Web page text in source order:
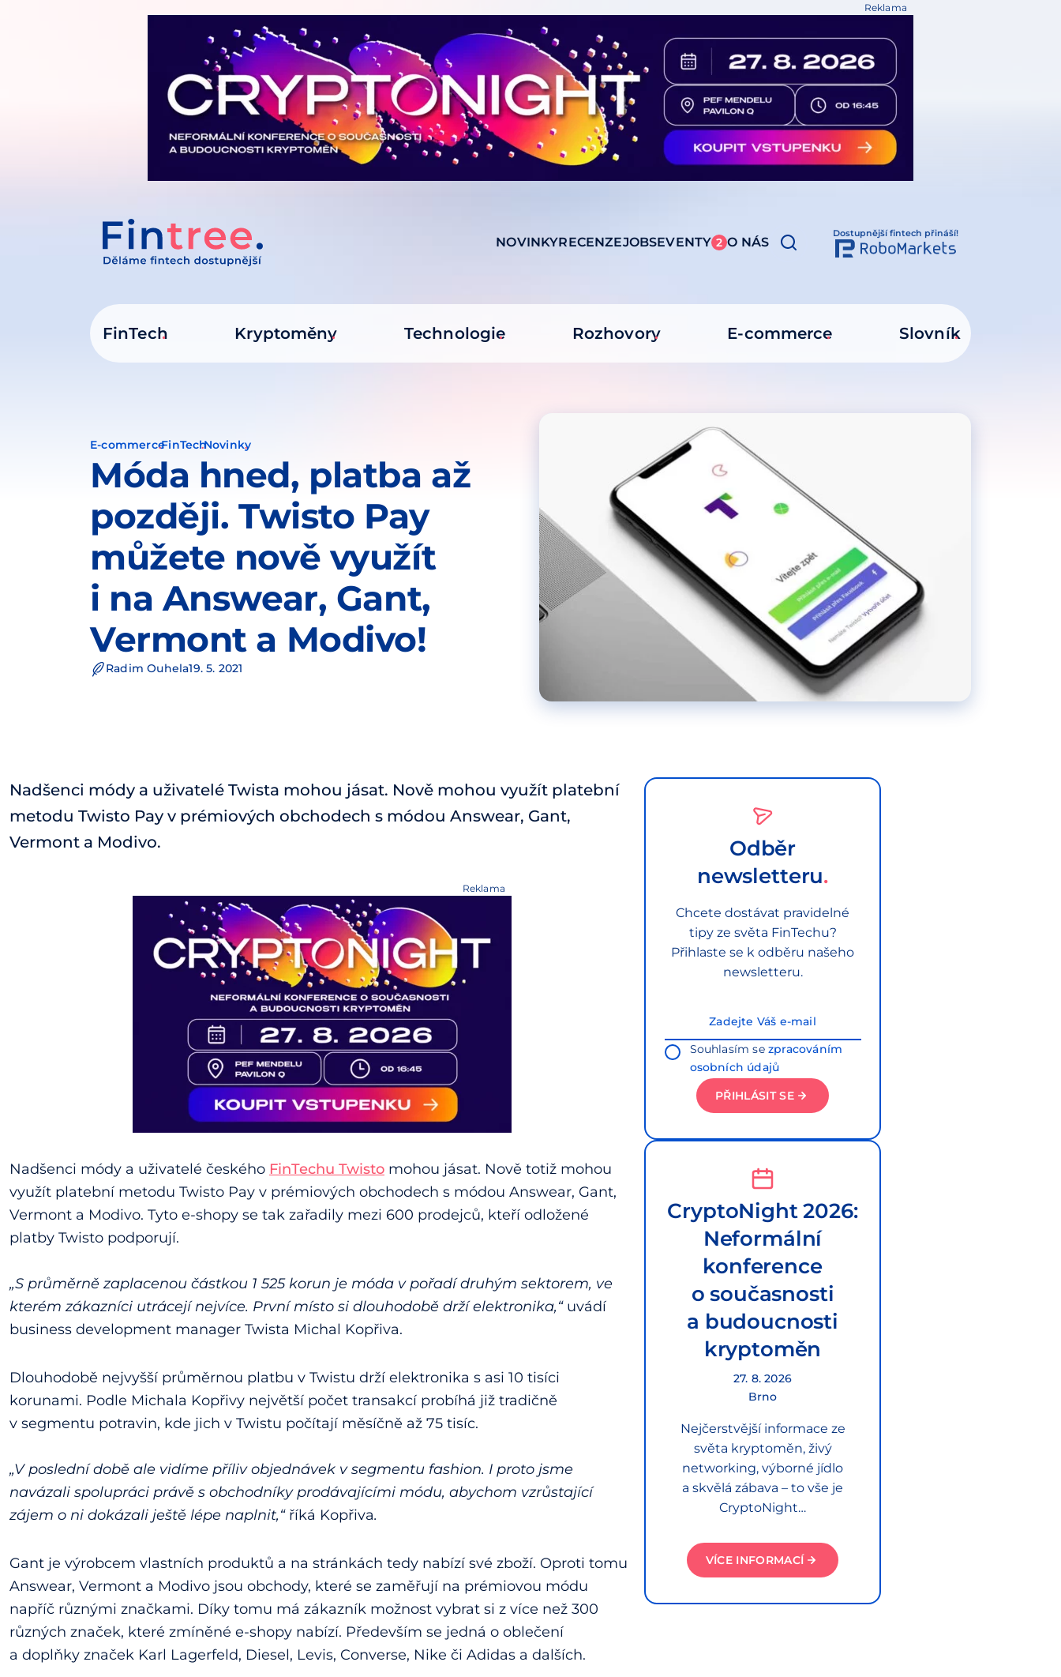
Reklama
NOVINKYRECENZEJOBSEVENTY 2 O NÁS
Dostupnější fintech přináší!
FinTech Kryptoměny Technologie Rozhovory E-commerce Slovník
E-commerceFinTechNovinky
Móda hned, platba až
později. Twisto Pay
můžete nově využít
i na Answear, Gant,
Vermont a Modivo!
Radim Ouhela19. 5. 2021
Nadšenci módy a uživatelé Twista mohou jásat. Nově mohou využít platební
metodu Twisto Pay v prémiových obchodech s módou Answear, Gant,
Vermont a Modivo.
Reklama
Nadšenci módy a uživatelé českého FinTechu Twisto mohou jásat. Nově totiž mohou
využít platební metodu Twisto Pay v prémiových obchodech s módou Answear, Gant,
Vermont a Modivo. Tyto e-shopy se tak zařadily mezi 600 prodejců, kteří odložené
platby Twisto podporují.
„S průměrně zaplacenou částkou 1 525 korun je móda v pořadí druhým sektorem, ve
kterém zákazníci utrácejí nejvíce. První místo si dlouhodobě drží elektronika,“uvádí
business development manager Twista Michal Kopřiva.
Dlouhodobě nejvyšší průměrnou platbu v Twistu drží elektronika s asi 10 tisíci
korunami. Podle Michala Kopřivy největší počet transakcí probíhá již tradičně
v segmentu potravin, kde jich v Twistu počítají měsíčně až 75 tisíc.
„V poslední době ale vidíme příliv objednávek v segmentu fashion. I proto jsme
navázali spolupráci právě s obchodníky prodávajícími módu, abychom vzrůstající
zájem o ni dokázali ještě lépe naplnit,“ říká Kopřiva.
Gant je výrobcem vlastních produktů a na stránkách tedy nabízí své zboží. Oproti tomu
Answear, Vermont a Modivo jsou obchody, které se zaměřují na prémiovou módu
napříč různými značkami. Díky tomu má zákazník možnost vybrat si z více než 300
různých značek, které zmíněné e-shopy nabízí. Především se jedná o oblečení
a doplňky značek Karl Lagerfeld, Diesel, Levis, Converse, Nike či Adidas a dalších.
Odběr
newsletteru
Chcete dostávat pravidelné
tipy ze světa FinTechu?
Přihlaste se k odběru našeho
newsletteru.
Souhlasím sezpracováním
osobních údajů
PŘIHLÁSIT SE
CryptoNight 2026:
Neformální
konference
o současnosti
a budoucnosti
kryptoměn
27. 8. 2026
Brno
Nejčerstvější informace ze
světa kryptoměn, živý
networking, výborné jídlo
a skvělá zábava – to vše je
CryptoNight…
VÍCE INFORMACÍ